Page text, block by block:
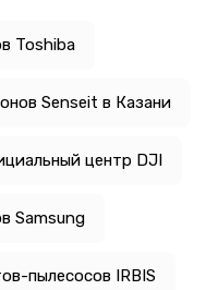
Toshiba
Senseit в Казани
центр DJI
Samsung
пылесосов IRBIS